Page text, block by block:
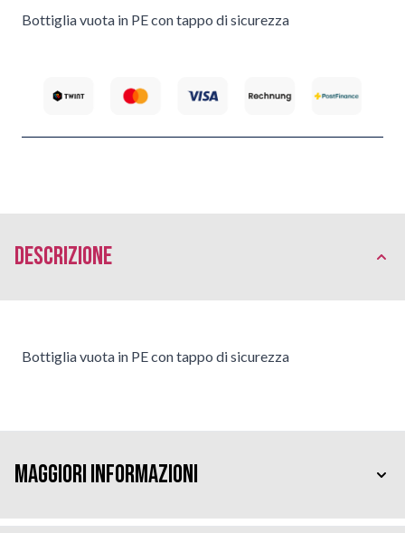
Bottiglia vuota in PE con tappo di sicurezza
Descrizione
Bottiglia vuota in PE con tappo di sicurezza
Maggiori Informazioni